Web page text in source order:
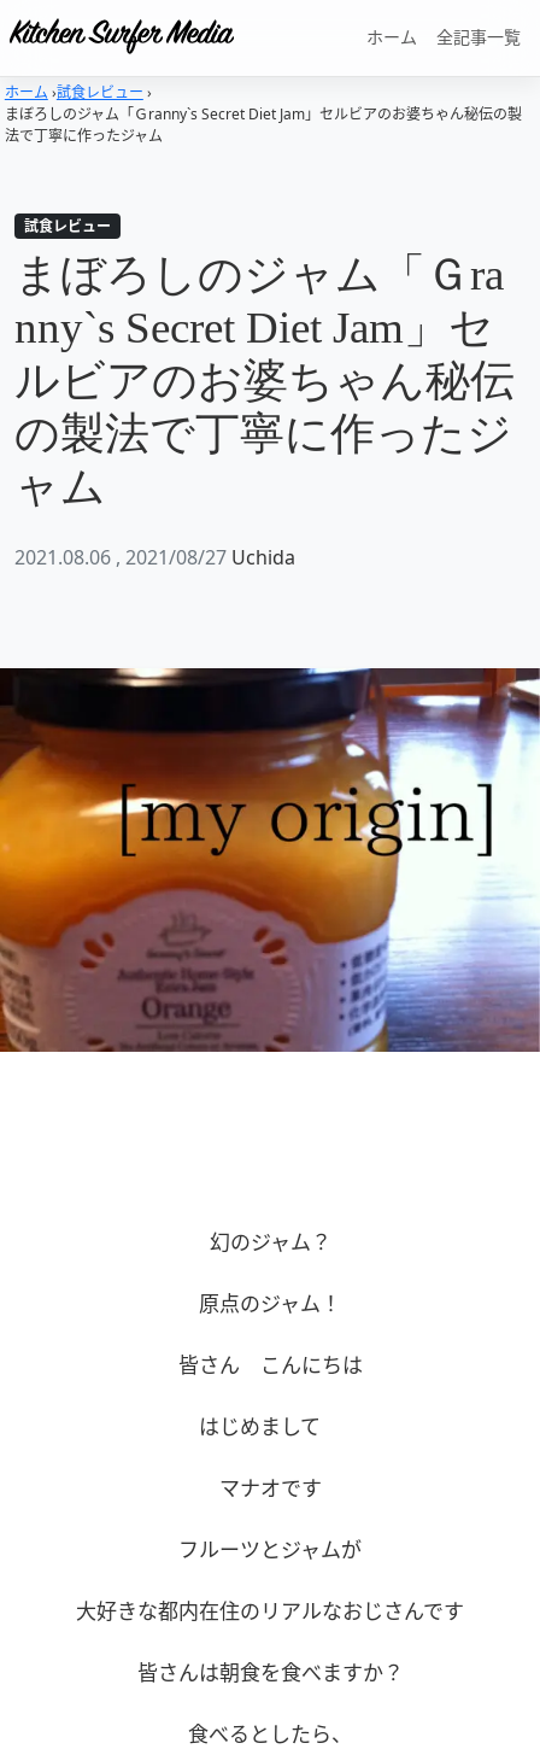
ホーム 全記事一覧
ホーム ›試食レビュー ›
まぼろしのジャム「Ｇranny`s Secret Diet Jam」セルビアのお婆ちゃん秘伝の製
法で丁寧に作ったジャム
試食レビュー
まぼろしのジャム「Ｇra
nny`s Secret Diet Jam」セ
ルビアのお婆ちゃん秘伝
の製法で丁寧に作ったジ
ャム
2021.08.06 , 2021/08/27 Uchida
幻のジャム？
原点のジャム！
皆さん こんにちは
はじめまして
マナオです
フルーツとジャムが
大好きな都内在住のリアルなおじさんです
皆さんは朝食を食べますか？
食べるとしたら、